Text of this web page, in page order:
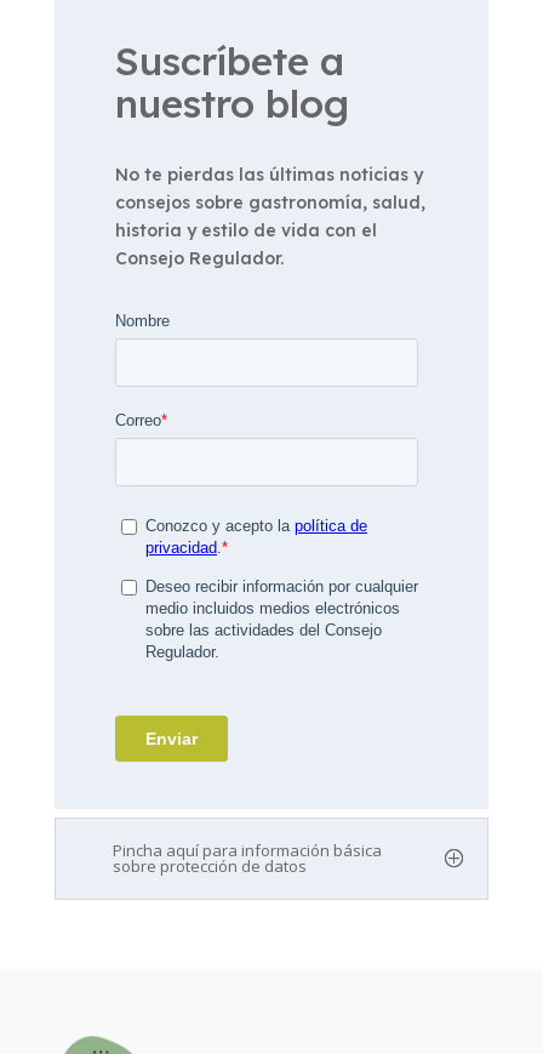
Suscríbete a
nuestro blog
No te pierdas las últimas noticias y
consejos sobre gastronomía, salud,
historia y estilo de vida con el
Consejo Regulador.
Pincha aquí para información básica
sobre protección de datos